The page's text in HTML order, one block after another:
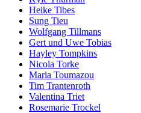
Heike Tibes
Sung Tieu
Wolfgang Tillmans
Gert und Uwe Tobias
Hayley Tompkins
Nicola Torke
Maria Toumazou
Tim Trantenroth
Valentina Triet
Rosemarie Trockel